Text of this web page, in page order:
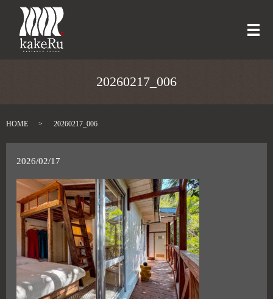
メ
20260217_006
HOME 20260217_006
2026/02/17